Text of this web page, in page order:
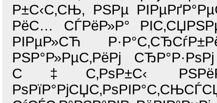
Р±С‹С‚СЊ, РЅРµ
РёС… СЃРёР»Р°
РІРµР»СЋ
РЅР°Р»РµС‚РёРј
С‡С‚РѕР±С‹